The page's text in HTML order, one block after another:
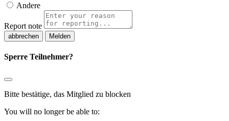
Andere
Report note
Melden
Sperre Teilnehmer?
Bitte bestätige, das Mitglied zu blocken
You will no longer be able to: